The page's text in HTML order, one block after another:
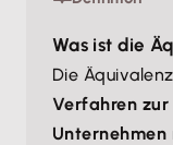
Was ist die
Die
Verfahren